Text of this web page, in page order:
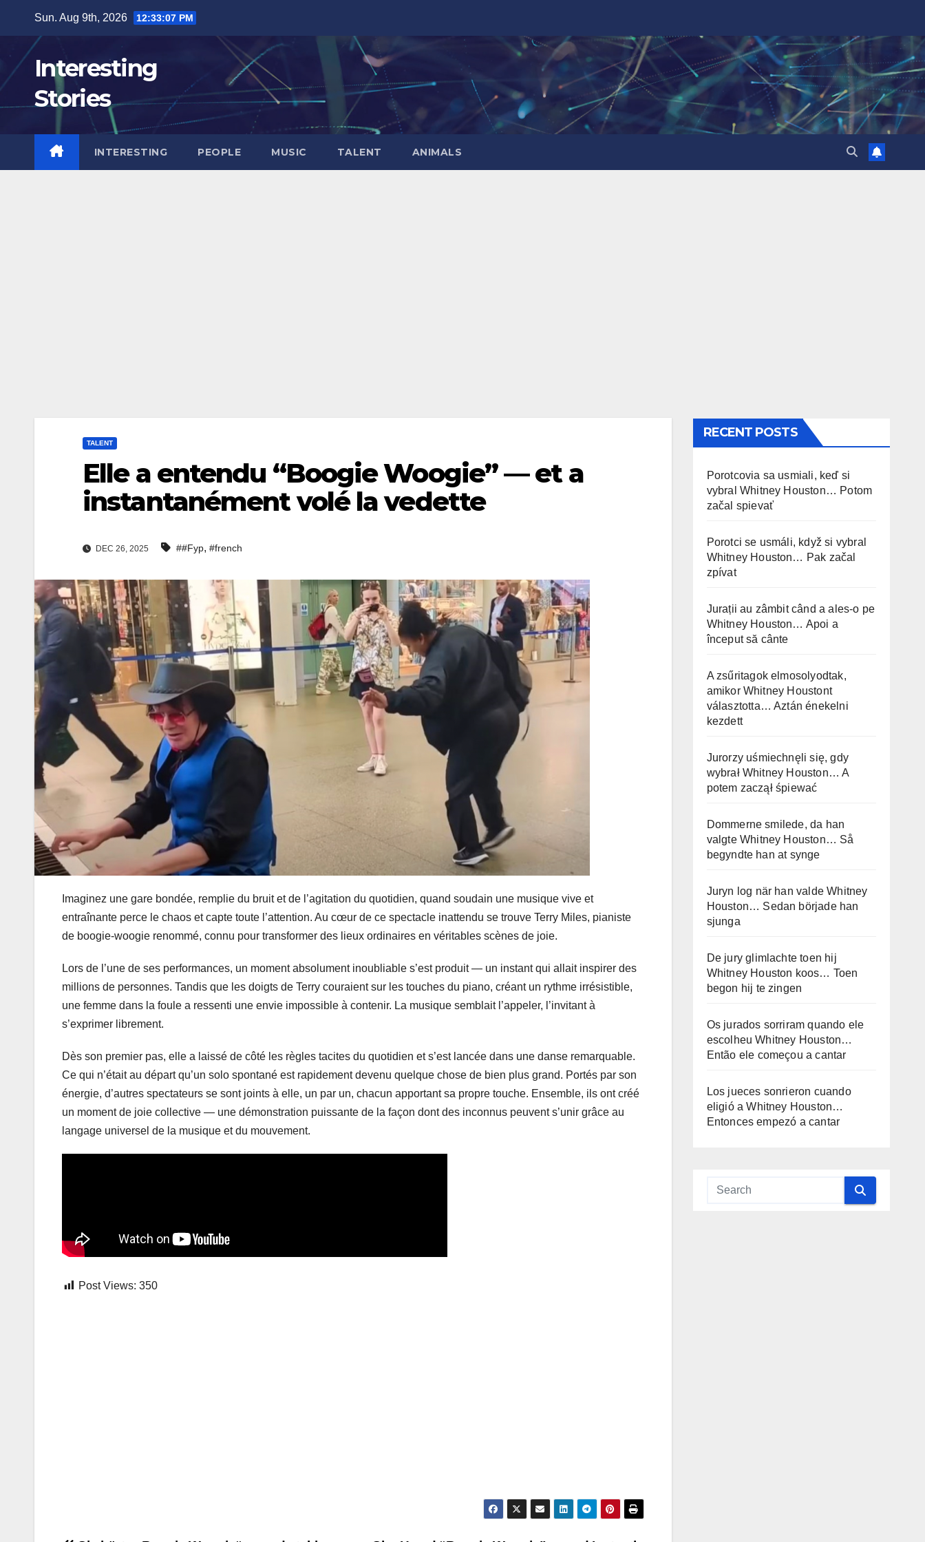
content
Sun. Aug 9th, 2026 12:33:08 PM
Interesting
Stories
INTERESTING PEOPLE MUSIC TALENT ANIMALS
TALENT
Elle a entendu “Boogie Woogie” — et a
instantanément volé la vedette
DEC 26, 2025 ##Fyp, #french
Imaginez une gare bondée, remplie du bruit et de l’agitation du quotidien, quand soudain une musique vive et
entraînante perce le chaos et capte toute l’attention. Au cœur de ce spectacle inattendu se trouve Terry Miles, pianiste
de boogie-woogie renommé, connu pour transformer des lieux ordinaires en véritables scènes de joie.
Lors de l’une de ses performances, un moment absolument inoubliable s’est produit — un instant qui allait inspirer des
millions de personnes. Tandis que les doigts de Terry couraient sur les touches du piano, créant un rythme irrésistible,
une femme dans la foule a ressenti une envie impossible à contenir. La musique semblait l’appeler, l’invitant à
s’exprimer librement.
Dès son premier pas, elle a laissé de côté les règles tacites du quotidien et s’est lancée dans une danse remarquable.
Ce qui n’était au départ qu’un solo spontané est rapidement devenu quelque chose de bien plus grand. Portés par son
énergie, d’autres spectateurs se sont joints à elle, un par un, chacun apportant sa propre touche. Ensemble, ils ont créé
un moment de joie collective — une démonstration puissante de la façon dont des inconnus peuvent s’unir grâce au
langage universel de la musique et du mouvement.
Post Views: 350
RECENT POSTS
Porotcovia sa usmiali, keď si
vybral Whitney Houston… Potom
začal spievať
Porotci se usmáli, když si vybral
Whitney Houston… Pak začal
zpívat
Jurații au zâmbit când a ales-o pe
Whitney Houston… Apoi a
început să cânte
A zsűritagok elmosolyodtak,
amikor Whitney Houstont
választotta… Aztán énekelni
kezdett
Jurorzy uśmiechnęli się, gdy
wybrał Whitney Houston… A
potem zaczął śpiewać
Dommerne smilede, da han
valgte Whitney Houston… Så
begyndte han at synge
Juryn log när han valde Whitney
Houston… Sedan började han
sjunga
De jury glimlachte toen hij
Whitney Houston koos… Toen
begon hij te zingen
Os jurados sorriram quando ele
escolheu Whitney Houston…
Então ele começou a cantar
Los jueces sonrieron cuando
eligió a Whitney Houston…
Entonces empezó a cantar